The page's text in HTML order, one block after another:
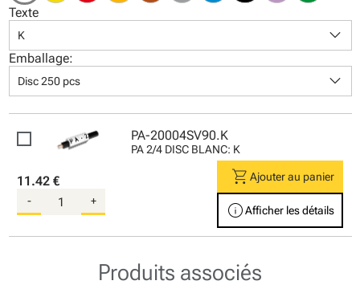
Texte
K keyboard_arrow_down
Emballage:
Disc 250 pcs keyboard_arrow_down
PA-20004SV90.K
PA 2/4 DISC BLANC: K
11.42 €
- +
shopping_cart Ajouter au panier
infoAfficher les détails
Produits associés